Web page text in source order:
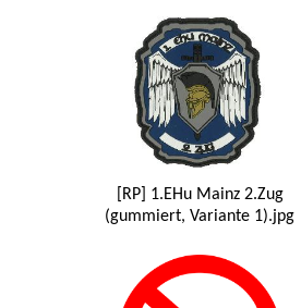
[RP] 1.EHu Mainz 2.Zug
(gummiert, Variante 1).jpg